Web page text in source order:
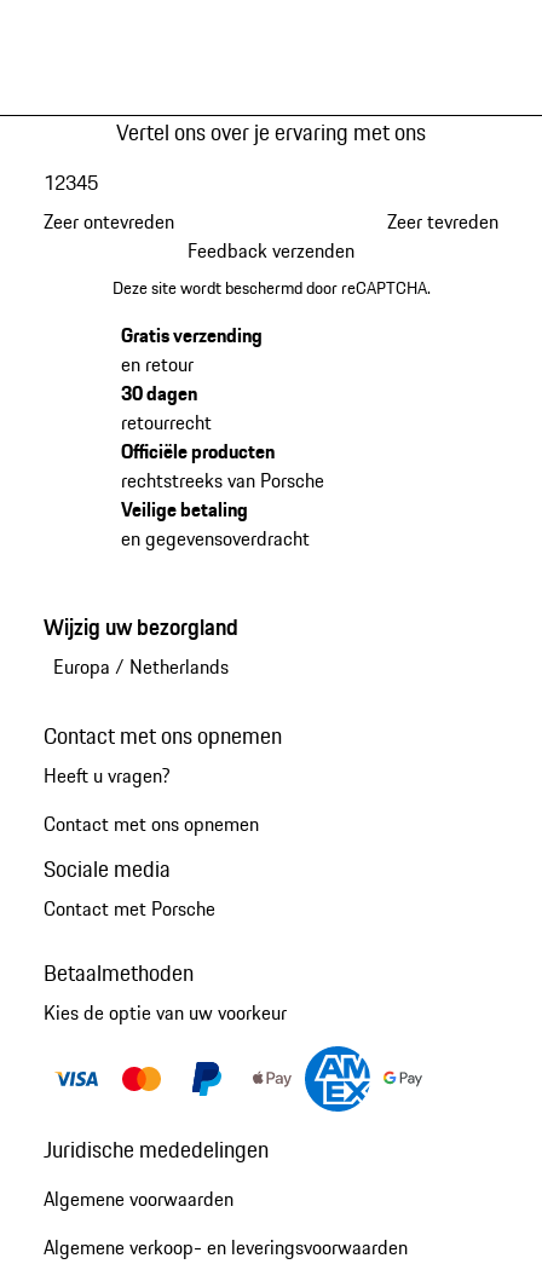
Vertel ons over je ervaring met ons
Zeer ontevreden
12345
Zeer tevreden
Feedback verzenden
Deze site wordt beschermd door reCAPTCHA.
Gratis verzending
en retour
30 dagen
retourrecht
Officiële producten
rechtstreeks van Porsche
Veilige betaling
en gegevensoverdracht
Wijzig uw bezorgland
Europa / Netherlands
Contact met ons opnemen
Heeft u vragen?
Contact met ons opnemen
Sociale media
Contact met Porsche
Betaalmethoden
Kies de optie van uw voorkeur
Juridische mededelingen
Algemene voorwaarden
Algemene verkoop- en leveringsvoorwaarden